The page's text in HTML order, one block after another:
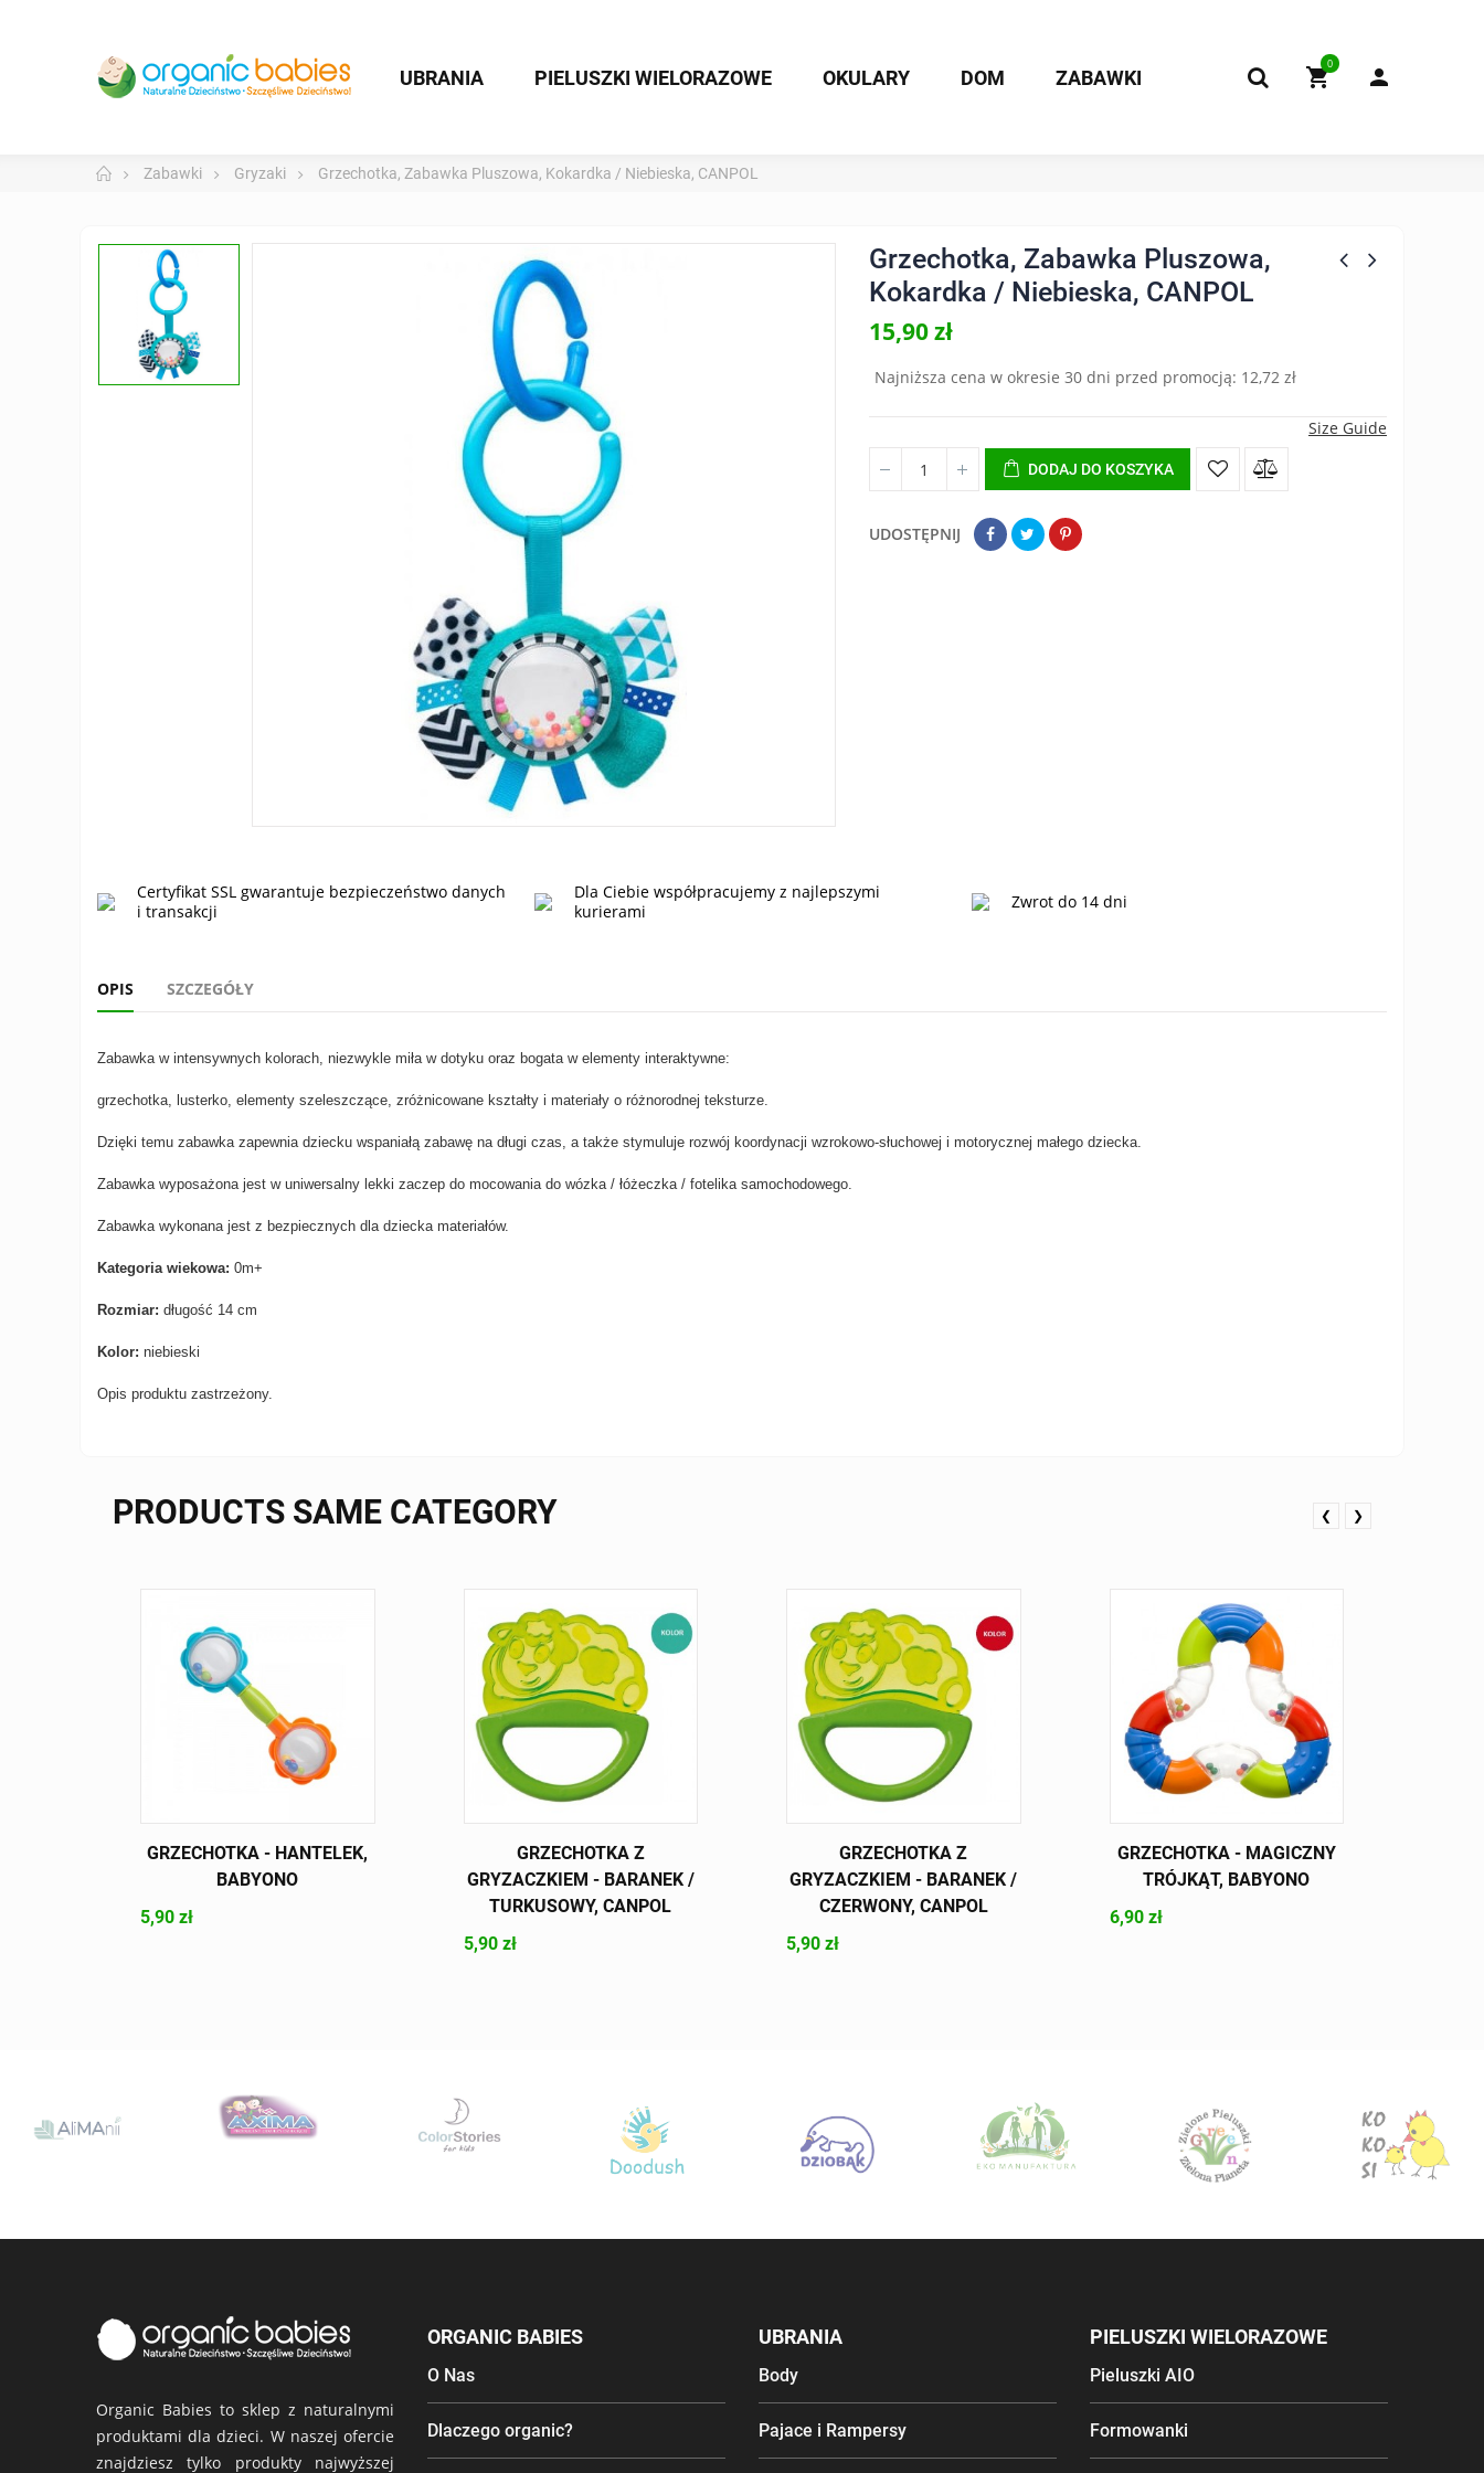
0
UBRANIA PIELUSZKI WIELORAZOWE OKULARY DOM ZABAWKI
Zabawki Gryzaki Grzechotka, Zabawka Pluszowa, Kokardka / Niebieska, CANPOL
Grzechotka, Zabawka Pluszowa,
Kokardka / Niebieska, CANPOL
15,90 zł
Najniższa cena w okresie 30 dni przed promocją: 12,72 zł
Size Guide
DODAJ DO KOSZYKA
UDOSTĘPNIJ
Certyfikat SSL gwarantuje bezpieczeństwo danych
i transakcji
Dla Ciebie współpracujemy z najlepszymi
kurierami
Zwrot do 14 dni
OPIS SZCZEGÓŁY
Zabawka w intensywnych kolorach, niezwykle miła w dotyku oraz bogata w elementy interaktywne:
grzechotka, lusterko, elementy szeleszczące, zróżnicowane kształty i materiały o różnorodnej teksturze.
Dzięki temu zabawka zapewnia dziecku wspaniałą zabawę na długi czas, a także stymuluje rozwój koordynacji wzrokowo-słuchowej i motorycznej małego dziecka.
Zabawka wyposażona jest w uniwersalny lekki zaczep do mocowania do wózka / łóżeczka / fotelika samochodowego.
Zabawka wykonana jest z bezpiecznych dla dziecka materiałów.
Kategoria wiekowa: 0m+
Rozmiar: długość 14 cm
Kolor: niebieski
Opis produktu zastrzeżony.
PRODUCTS SAME CATEGORY
GRZECHOTKA - HANTELEK,
BABYONO
5,90 zł
GRZECHOTKA Z
GRYZACZKIEM - BARANEK /
TURKUSOWY, CANPOL
5,90 zł
GRZECHOTKA Z
GRYZACZKIEM - BARANEK /
CZERWONY, CANPOL
5,90 zł
GRZECHOTKA - MAGICZNY
TRÓJKĄT, BABYONO
6,90 zł
❮ ❯
Organic Babies to sklep z naturalnymi
produktami dla dzieci. W naszej ofercie
znajdziesz tylko produkty najwyższej
ORGANIC BABIES
O Nas
Dlaczego organic?
UBRANIA
Body
Pajace i Rampersy
PIELUSZKI WIELORAZOWE
Pieluszki AIO
Formowanki